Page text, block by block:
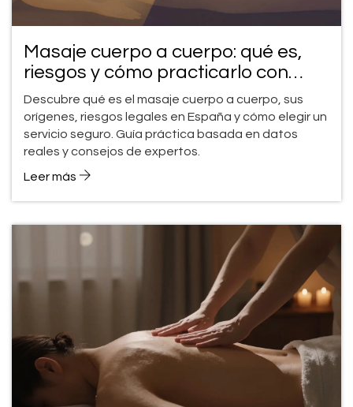
Masaje cuerpo a cuerpo: qué es,
riesgos y cómo practicarlo con
seguridad
Descubre qué es el masaje cuerpo a cuerpo, sus
orígenes, riesgos legales en España y cómo elegir un
servicio seguro. Guía práctica basada en datos
reales y consejos de expertos.
Leer más